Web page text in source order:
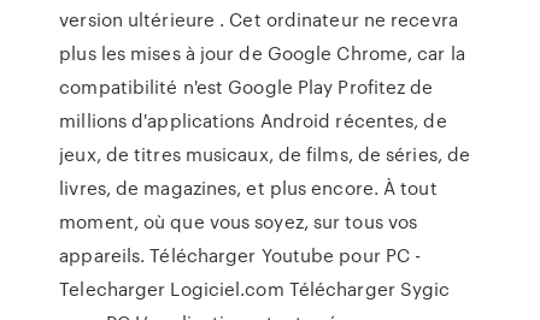
version ultérieure . Cet ordinateur ne recevra
plus les mises à jour de Google Chrome, car la
compatibilité n'est Google Play Profitez de
millions d'applications Android récentes, de
jeux, de titres musicaux, de films, de séries, de
livres, de magazines, et plus encore. À tout
moment, où que vous soyez, sur tous vos
appareils. Télécharger Youtube pour PC -
Telecharger Logiciel.com Télécharger Sygic